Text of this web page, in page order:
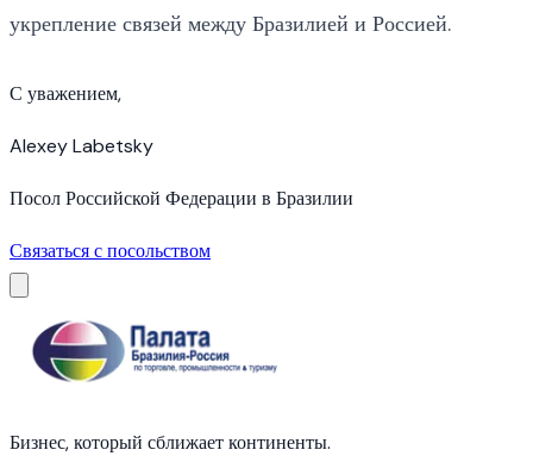
укрепление связей между Бразилией и Россией.
С уважением,
Alexey Labetsky
Посол Российской Федерации в Бразилии
Связаться с посольством
Бизнес, который сближает континенты.